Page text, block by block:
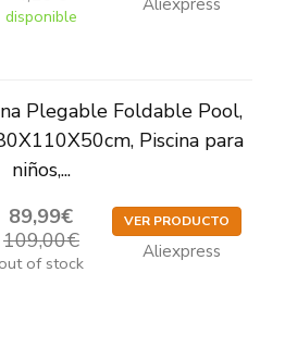
disponible
Aliexpress
Plegable Foldable Pool,
Piscina para
niños,...
89,99€
109,00€
out of stock
VER PRODUCTO
Aliexpress